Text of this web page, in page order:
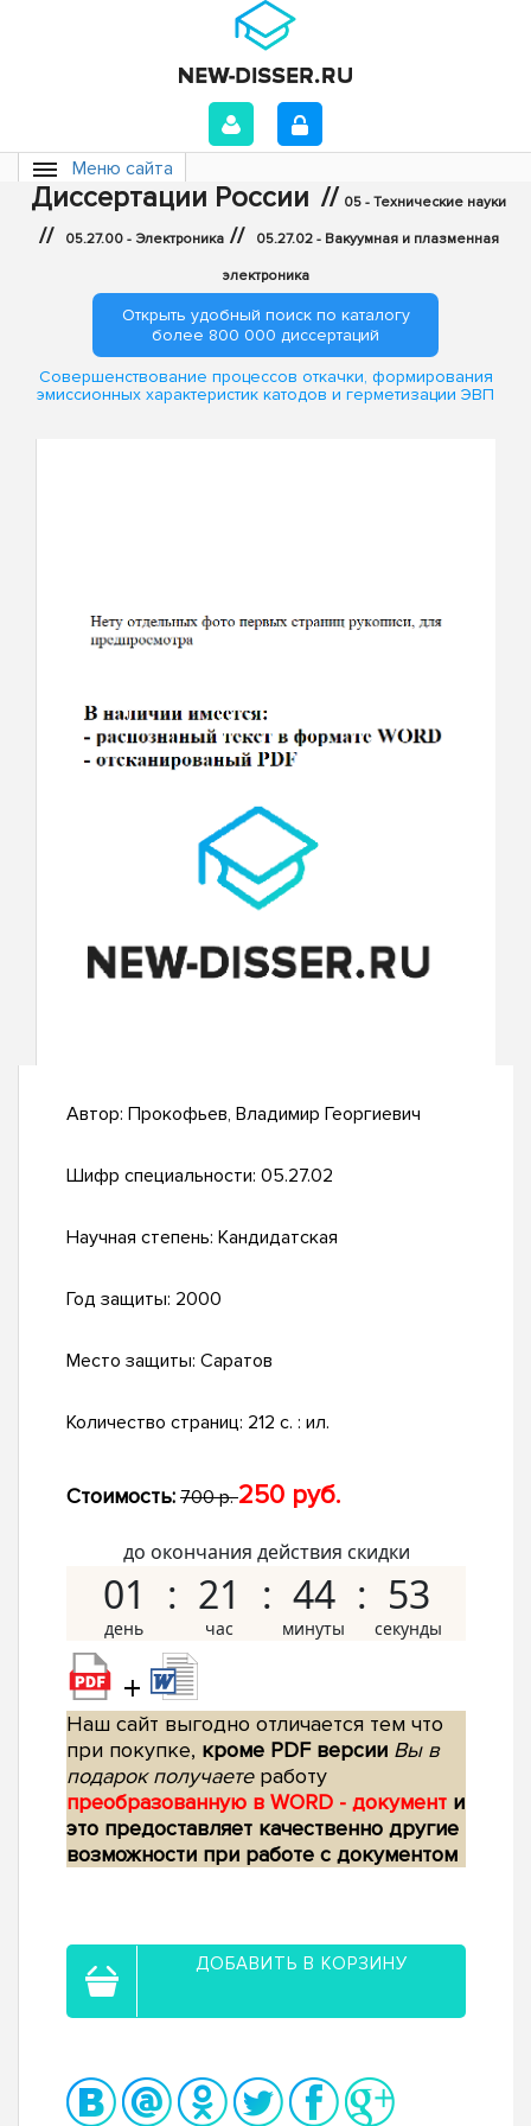
Меню сайта
Диссертации России // 05 - Технические науки
// 05.27.00 - Электроника // 05.27.02 - Вакуумная и плазменная
электроника
Открыть удобный поиск по каталогу
более 800 000 диссертаций
Совершенствование процессов откачки, формирования
эмиссионных характеристик катодов и герметизации ЭВП
Автор: Прокофьев, Владимир Георгиевич
Шифр специальности: 05.27.02
Научная степень: Кандидатская
Год защиты: 2000
Место защиты: Саратов
Количество страниц: 212 с. : ил.
Стоимость: 700 р.250 руб.
до окончания действия скидки
01 21 44 52
+
Наш сайт выгодно отличается тем что
при покупке, кроме PDF версии Вы в
подарок получаетеработу
преобразованную в WORD - документ и
это предоставляет качественно другие
возможности при работе с документом
ДОБАВИТЬ В КОРЗИНУ